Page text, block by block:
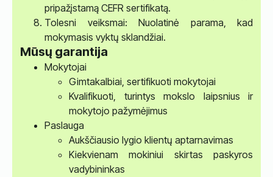
pripažįstamą CEFR sertifikatą.
Tolesni veiksmai: Nuolatinė parama, kad
mokymasis vyktų sklandžiai.
Mūsų garantija
Mokytojai
Gimtakalbiai, sertifikuoti mokytojai
Kvalifikuoti, turintys mokslo laipsnius ir
mokytojo pažymėjimus
Paslauga
Aukščiausio lygio klientų aptarnavimas
Kiekvienam mokiniui skirtas paskyros
vadybininkas